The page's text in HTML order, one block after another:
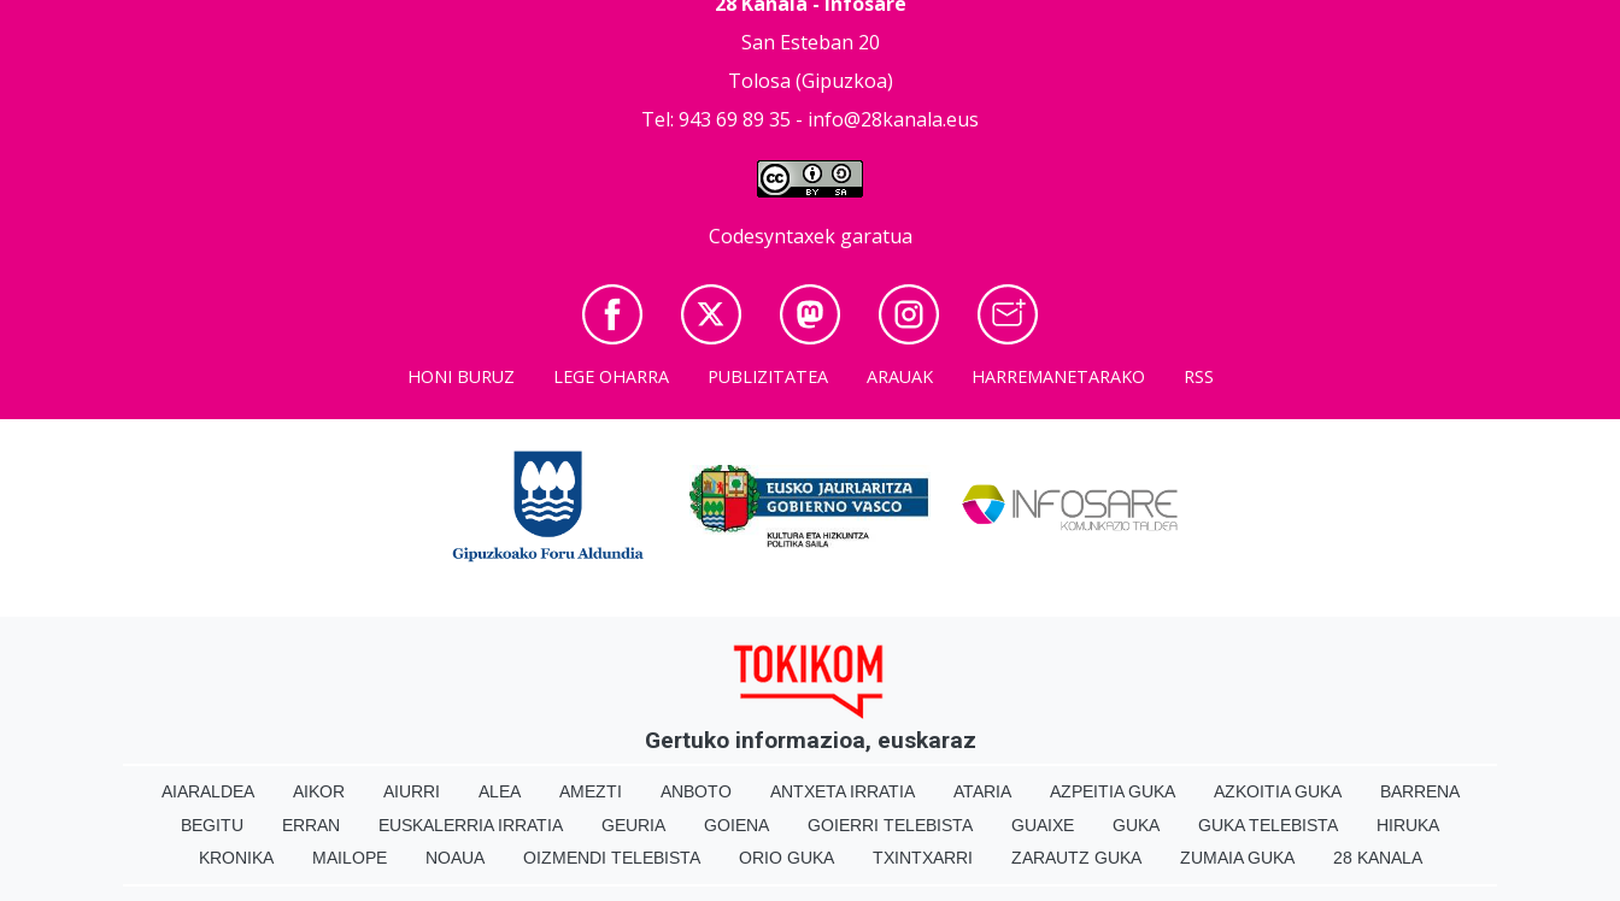
San Esteban 20
Tolosa (Gipuzkoa)
Tel: 943 69 89 35 - info@28kanala.eus
Codesyntaxek garatua
HONI BURUZ LEGE OHARRA PUBLIZITATEA ARAUAK HARREMANETARAKO RSS
Gertuko informazioa, euskaraz
AIARALDEA AIKOR AIURRI ALEA AMEZTI ANBOTO ANTXETA IRRATIA ATARIA AZPEITIA GUKA AZKOITIA GUKA
BARRENA
BEGITU
ERRAN EUSKALERRIA IRRATIA GEURIA GOIENA GOIERRI TELEBISTA GUAIXE GUKA GUKA TELEBISTA
HIRUKA
KRONIKA
MAILOPE NOAUA OIZMENDI TELEBISTA ORIO GUKA TXINTXARRI ZARAUTZ GUKA ZUMAIA GUKA 28 KANALA